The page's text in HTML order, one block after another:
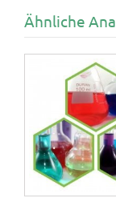
Ähnliche